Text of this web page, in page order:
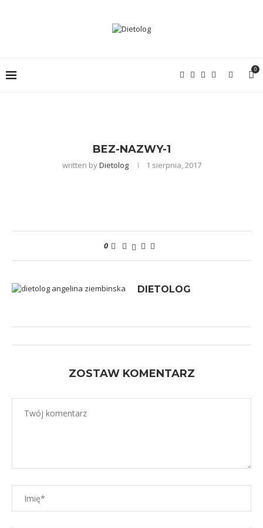
0
BEZ-NAZWY-1
written byDietolog 1 sierpnia, 2017
0
DIETOLOG
ZOSTAW KOMENTARZ